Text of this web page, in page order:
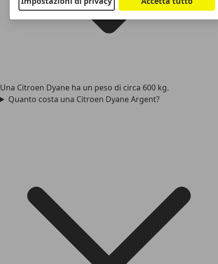
Una Citroen Dyane ha un peso di circa 600 kg.
Quanto costa una Citroen Dyane Argent?